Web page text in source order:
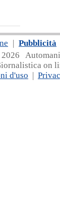
| Pubblicità
26
on
d'uso |